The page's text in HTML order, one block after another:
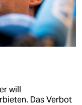
will
Das Verbot